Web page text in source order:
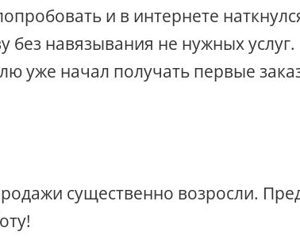
и в интернете
без навязывания не нужных
уже начал получать первые
существенно возросли.